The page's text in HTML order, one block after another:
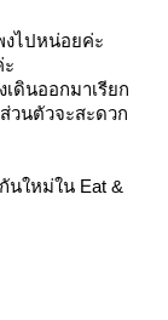
งไปหน่อยค่ะ
ดินออกมาเรียก
นตัวจะสะดวก
ใหม่ใน Eat &